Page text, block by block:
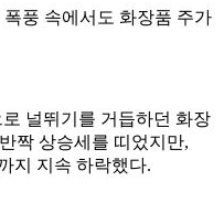
폭풍 속에서도 화장품 주가
널뛰기를 거듭하던 화장
짝 상승세를 띠었지만,
지 지속 하락했다.